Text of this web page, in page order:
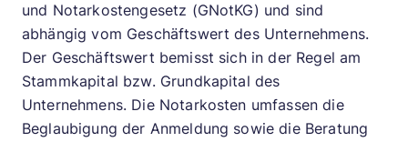
und Notarkostengesetz (GNotKG) und sind
abhängig vom Geschäftswert des Unternehmens.
Der Geschäftswert bemisst sich in der Regel am
Stammkapital bzw. Grundkapital des
Unternehmens. Die Notarkosten umfassen die
Beglaubigung der Anmeldung sowie die Beratung